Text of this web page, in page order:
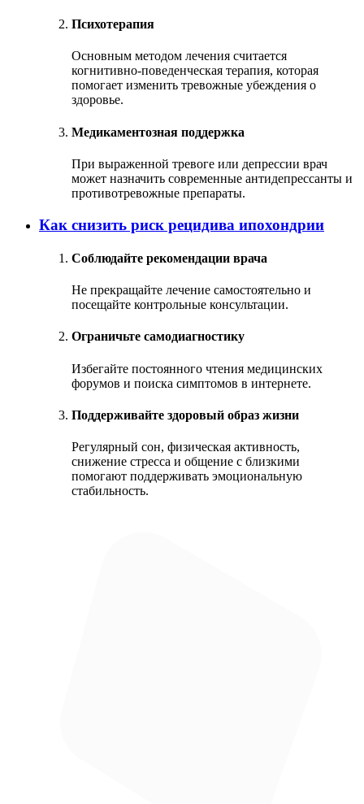
Психотерапия
Основным методом лечения считается
когнитивно-поведенческая терапия, которая
помогает изменить тревожные убеждения о
здоровье.
Медикаментозная поддержка
При выраженной тревоге или депрессии врач
может назначить современные антидепрессанты и
противотревожные препараты.
Как снизить риск рецидива ипохондрии
Соблюдайте рекомендации врача
Не прекращайте лечение самостоятельно и
посещайте контрольные консультации.
Ограничьте самодиагностику
Избегайте постоянного чтения медицинских
форумов и поиска симптомов в интернете.
Поддерживайте здоровый образ жизни
Регулярный сон, физическая активность,
снижение стресса и общение с близкими
помогают поддерживать эмоциональную
стабильность.